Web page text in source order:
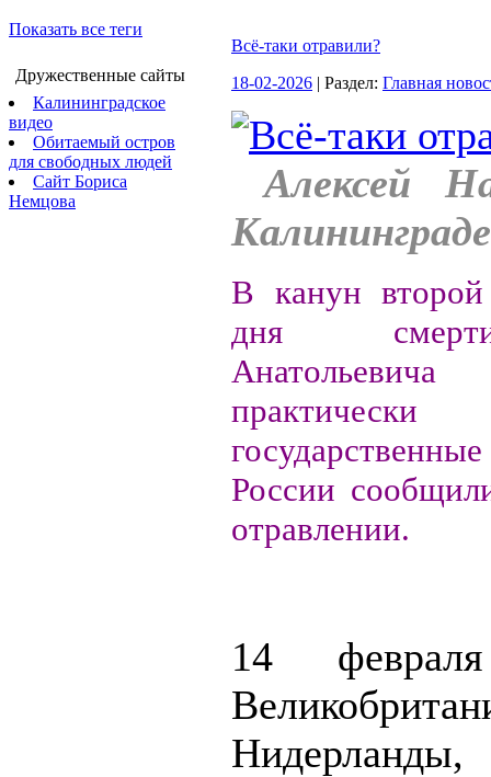
Показать все теги
Дружественные сайты
Калининградское
видео
Обитаемый остров
для свободных людей
Сайт Бориса
Немцова
Всё-таки отравили?
18-02-2026 | Раздел: Главная
Алексей
В канун
дня
России
отравлении.
14